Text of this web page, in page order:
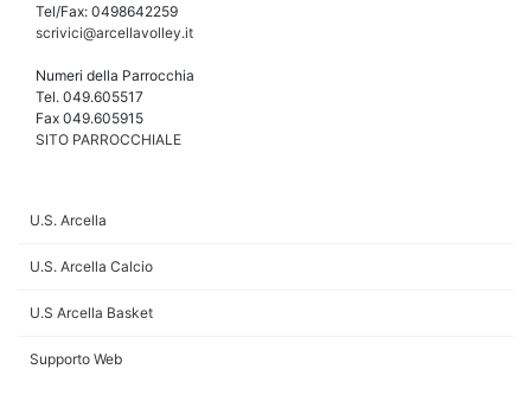
Tel/Fax: 0498642259
scrivici@arcellavolley.it
Numeri della Parrocchia
Tel. 049.605517
Fax 049.605915
SITO PARROCCHIALE
U.S. Arcella
U.S. Arcella Calcio
U.S Arcella Basket
Supporto Web